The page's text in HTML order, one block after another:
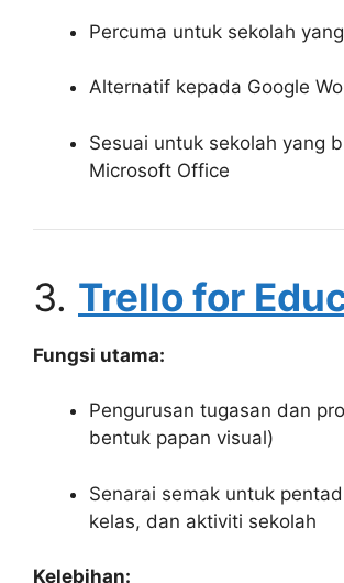
Percuma untuk sekolah
Alternatif kepada Google
Sesuai untuk sekolah yang
Microsoft Office
3. Trello for
Fungsi utama:
Pengurusan tugasan dan
bentuk papan visual)
Senarai semak untuk
kelas, dan aktiviti sekolah
Kelebihan: